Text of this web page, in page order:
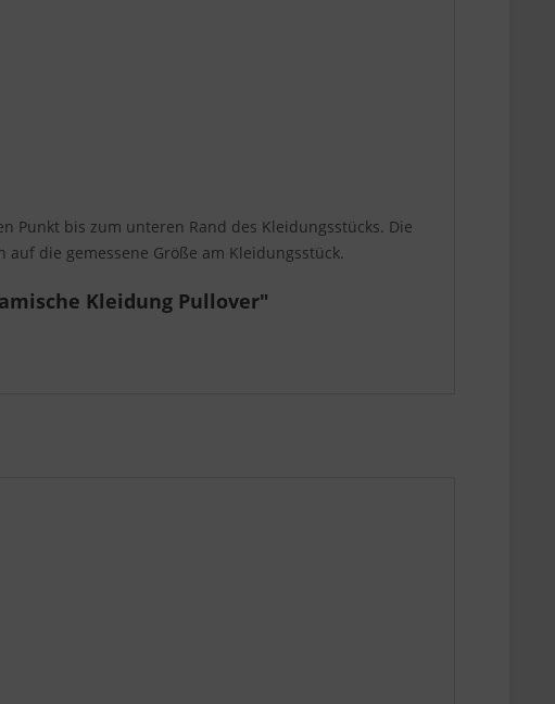
Punkt bis zum unteren Rand des Kleidungsstücks. Die
die gemessene Größe am Kleidungsstück.
Kleidung Pullover"